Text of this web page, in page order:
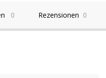
0 Rezensionen 0